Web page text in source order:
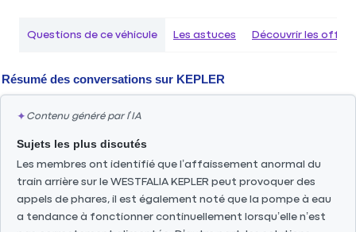
Questions de ce véhicule Les astuces Découvrir les
Résumé des conversations sur KEPLER
✦ Contenu généré par l’IA
Sujets les plus discutés
Les membres ont identifié que l’affaissement anormal du
train arrière sur le WESTFALIA KEPLER peut provoquer des
appels de phares, il est également noté que la pompe à eau
a tendance à fonctionner continuellement lorsqu’elle n’est